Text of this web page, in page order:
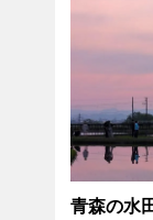
青森の水